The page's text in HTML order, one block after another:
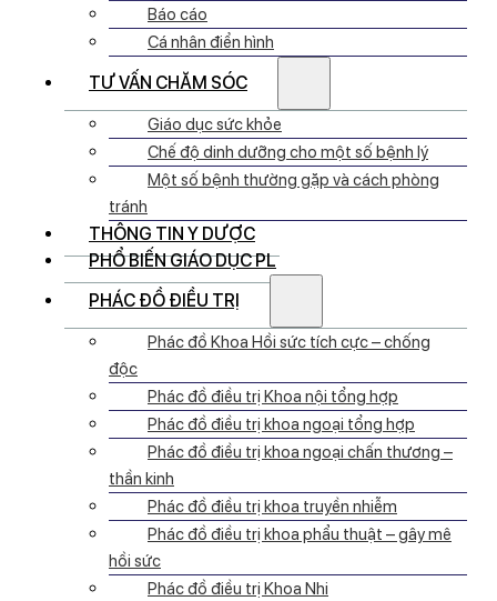
Báo cáo
Cá nhân điển hình
TƯ VẤN CHĂM SÓC
Giáo dục sức khỏe
Chế độ dinh dưỡng cho một số bệnh lý
Một số bệnh thường gặp và cách phòng
tránh
THÔNG TIN Y DƯỢC
PHỔ BIẾN GIÁO DỤC PL
PHÁC ĐỒ ĐIỀU TRỊ
Phác đồ Khoa Hồi sức tích cực – chống
độc
Phác đồ điều trị Khoa nội tổng hợp
Phác đồ điều trị khoa ngoại tổng hợp
Phác đồ điều trị khoa ngoại chấn thương –
thần kinh
Phác đồ điều trị khoa truyền nhiễm
Phác đồ điều trị khoa phẩu thuật – gây mê
hồi sức
Phác đồ điều trị Khoa Nhi